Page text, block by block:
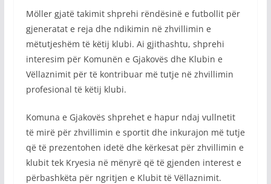
Möller gjatë takimit shprehi rëndësinë e futbollit për
gjeneratat e reja dhe ndikimin në zhvillimin e
mëtutjeshëm të këtij klubi. Ai gjithashtu, shprehi
interesim për Komunën e Gjakovës dhe Klubin e
Vëllaznimit për të kontribuar më tutje në zhvillimin
profesional të këtij klubi.
Komuna e Gjakovës shprehet e hapur ndaj vullnetit
të mirë për zhvillimin e sportit dhe inkurajon më tutje
që të prezentohen idetë dhe kërkesat për zhvillimin e
klubit tek Kryesia në mënyrë që të gjenden interest e
përbashkëta për ngritjen e Klubit të Vëllaznimit.